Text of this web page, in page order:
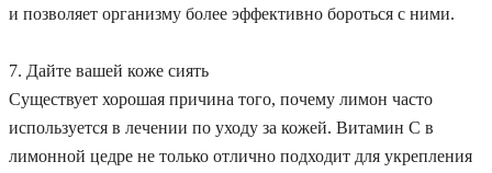
и позволяет организму более эффективно бороться с ними.
7. Дайте вашей коже сиять
Существует хорошая причина того, почему лимон часто
используется в лечении по уходу за кожей. Витамин С в
лимонной цедре не только отлично подходит для укрепления